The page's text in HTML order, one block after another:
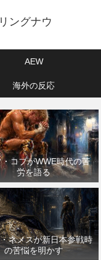
ングナウ
AEW
海外の反応
・コブがWWE時代の苦
労を語る
ネメスが新日本参戦時
の苦悩を明かす